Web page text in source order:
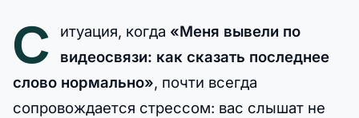
С итуация, когда «Меня вывели по
видеосвязи: как сказать последнее
слово нормально», почти всегда
сопровождается стрессом: вас слышат не